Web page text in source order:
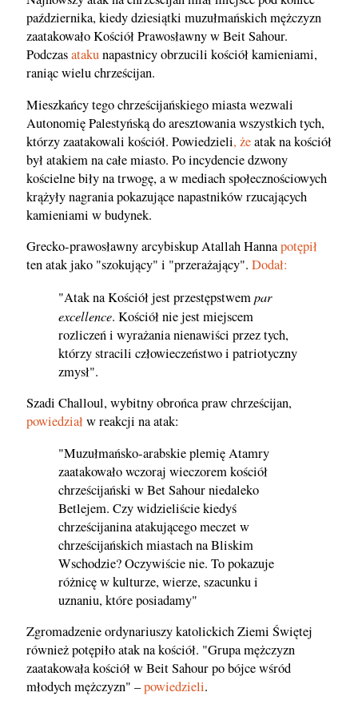
października, kiedy dziesiątki muzułmańskich mężczyzn
zaatakowało Kościół Prawosławny w Beit Sahour.
Podczasatakunapastnicy obrzucili kościół kamieniami,
raniąc wielu chrześcijan.
Mieszkańcy tego chrześcijańskiego miasta wezwali
Autonomię Palestyńską do aresztowania wszystkich tych,
którzy zaatakowali kościół. Powiedzieli, żeatak na kościół
był atakiem na całe miasto. Po incydencie dzwony
kościelne biły na trwogę, a w mediach społecznościowych
krążyły nagrania pokazujące napastników rzucających
kamieniami w budynek.
Grecko-prawosławny arcybiskup Atallah Hannapotępił
ten atak jako "szokujący" i "przerażający". Dodał:
"Atak na Kościół jest przestępstwempar
excellence. Kościół nie jest miejscem
rozliczeń i wyrażania nienawiści przez tych,
którzy stracili człowieczeństwo i patriotyczny
zmysł".
Szadi Challoul, wybitny obrońca praw chrześcijan,
powiedziałw reakcji na atak:
"Muzułmańsko-arabskie plemię Atamry
zaatakowało wczoraj wieczorem kościół
chrześcijański w Bet Sahour niedaleko
Betlejem. Czy widzieliście kiedyś
chrześcijanina atakującego meczet w
chrześcijańskich miastach na Bliskim
Wschodzie? Oczywiście nie. To pokazuje
różnicę w kulturze, wierze, szacunku i
uznaniu, które posiadamy"
Zgromadzenie ordynariuszy katolickich Ziemi Świętej
również potępiło atak na kościół. "Grupa mężczyzn
zaatakowała kościół w Beit Sahour po bójce wśród
młodych mężczyzn" –powiedzieli.